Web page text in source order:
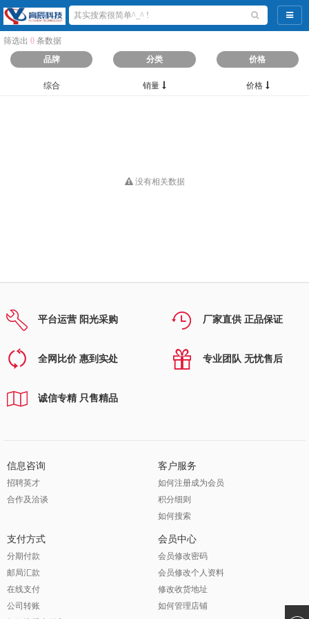
导航
筛选出 0 条数据
品牌
分类 价格
综合 销量 价格
没有相关数据
平台运营 阳光采购 厂家直供 正品保证
全网比价 惠到实处 专业团队 无忧售后
诚信专精 只售精品
信息咨询
招聘英才
合作及洽谈
客户服务
如何注册成为会员
积分细则
如何搜索
支付方式
分期付款
邮局汇款
在线支付
公司转账
会员中心
会员修改密码
会员修改个人资料
修改收货地址
如何管理店铺